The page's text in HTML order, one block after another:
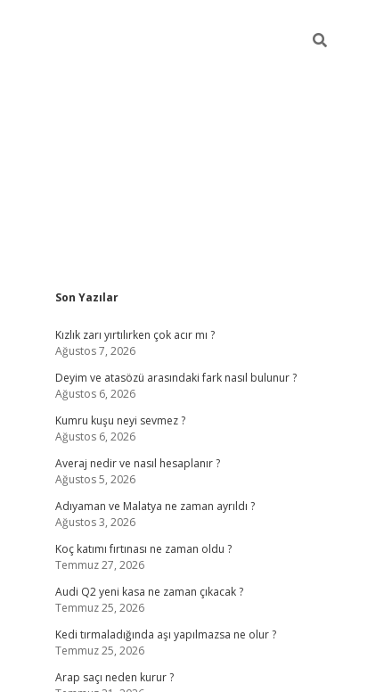
Sidebar
Son Yazılar
Kızlık zarı yırtılırken çok acır mı ?
Ağustos 7, 2026
Deyim ve atasözü arasındaki fark nasıl bulunur ?
Ağustos 6, 2026
Kumru kuşu neyi sevmez ?
Ağustos 6, 2026
Averaj nedir ve nasıl hesaplanır ?
Ağustos 5, 2026
Adıyaman ve Malatya ne zaman ayrıldı ?
Ağustos 3, 2026
Koç katımı fırtınası ne zaman oldu ?
Temmuz 27, 2026
Audi Q2 yeni kasa ne zaman çıkacak ?
Temmuz 25, 2026
Kedi tırmaladığında aşı yapılmazsa ne olur ?
Temmuz 25, 2026
Arap saçı neden kurur ?
vdcasino sitesigrandoperabet giriş